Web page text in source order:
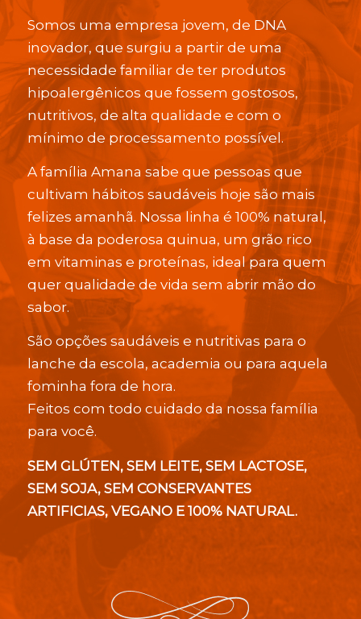
Somos uma empresa jovem, de DNA
inovador, que surgiu a partir de uma
necessidade familiar de ter produtos
hipoalergênicos que fossem gostosos,
nutritivos, de alta qualidade e com o
mínimo de processamento possível.
A família Amana sabe que pessoas que
cultivam hábitos saudáveis hoje são mais
felizes amanhã. Nossa linha é 100% natural,
à base da poderosa quinua, um grão rico
em vitaminas e proteínas, ideal para quem
quer qualidade de vida sem abrir mão do
sabor.
São opções saudáveis e nutritivas para o
lanche da escola, academia ou para aquela
fominha fora de hora.
Feitos com todo cuidado da nossa família
para você.
SEM GLÚTEN, SEM LEITE, SEM LACTOSE,
SEM SOJA, SEM CONSERVANTES
ARTIFICIAS, VEGANO E 100% NATURAL.